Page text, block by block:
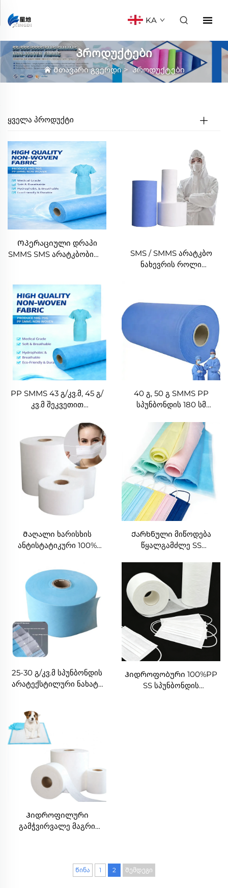
KA
Პროდუქტები
Მთავარი გვერდი> Პროდუქტები
ᲧᲕᲔᲚᲐ ᲞᲠᲝᲓᲣᲥᲢᲘ
Ოპერაციული დრაპი
SMMS SMS არატკბობილი
SMS / SMMS არატკბო
ნახევრის როლი
PP SMMS 43 გ/კვ.მ, 45 გ/
კვ.მ შეკვეთით
არატექსტილური ნახატის
როლიკის მწარმოებელი
40 გ, 50 გ SMMS PP
სპუნბონდის 180 სმ
როლიკი
Მაღალი ხარისხის
ანტისტატიკური 100%
არატექსტილური ნახატი
მასკისთვის
Ქარხნული მიწოდება
წყალგამძლე SS
არატექსტილური ნახატი
მედიკამენტური სახის
მასკისთვის
25-30 გ/კვ.მ სპუნბონდის
არატექსტილური ნახატი
მასკისთვის
Ჰიდროფობური 100%PP
SS სპუნბონდის
Ჰიდროფილური
გამჭვირვალე მაგრი
Წინა 1 2 Შემდეგი